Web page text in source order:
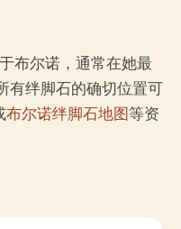
布尔诺，通常在她最
有绊脚石的确切位置可
布尔诺绊脚石地图等资